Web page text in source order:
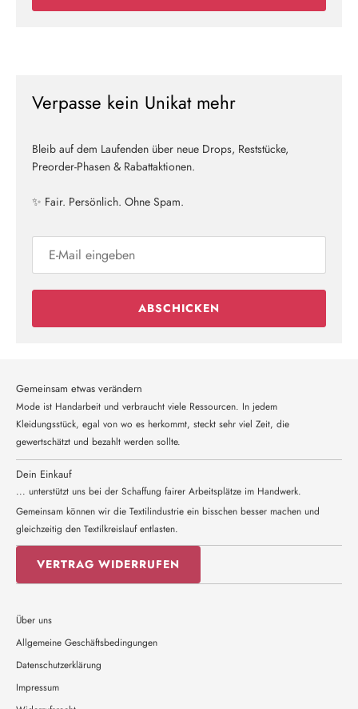
Verpasse kein Unikat mehr
Bleib auf dem Laufenden über neue Drops, Reststücke,
Preorder-Phasen & Rabattaktionen.
✨ Fair. Persönlich. Ohne Spam.
ABSCHICKEN
Gemeinsam etwas verändern
Mode ist Handarbeit und verbraucht viele Ressourcen. In jedem
Kleidungsstück, egal von wo es herkommt, steckt sehr viel Zeit, die
gewertschätzt und bezahlt werden sollte.
Dein Einkauf
... unterstützt uns bei der Schaffung fairer Arbeitsplätze im Handwerk.
Gemeinsam können wir die Textilindustrie ein bisschen besser machen und
gleichzeitig den Textilkreislauf entlasten.
VERTRAG WIDERRUFEN
Über uns
Allgemeine Geschäftsbedingungen
Datenschutzerklärung
Impressum